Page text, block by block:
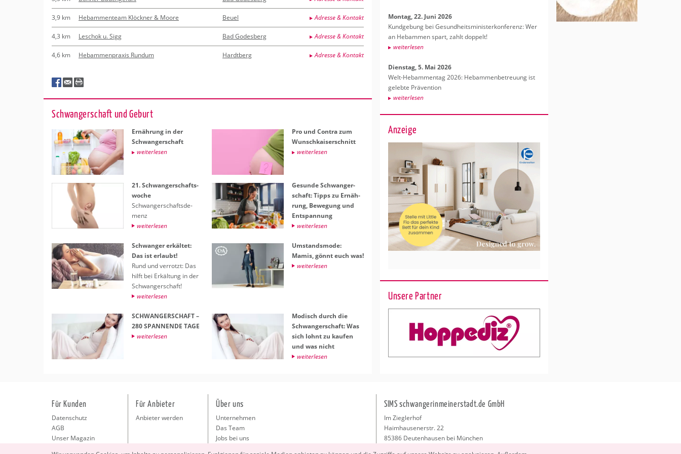
3,9 km Hebammenteam Klöckner & Moore Beuel Adresse & Kontakt
4,3 km Leschok u. Sigg Bad Godesberg Adresse & Kontakt
4,6 km Hebammenpraxis Rundum Hardtberg Adresse & Kontakt
Schwan­ger­schaft und Ge­burt
Er­näh­rung in der
Schwan­ger­schaft
wei­ter­le­sen
Pro und Con­tra zum
Wunsch­kai­ser­schnitt
wei­ter­le­sen
21. Schwan­ger­schafts­
wo­che
Schwan­ger­schafts­de­
menz
wei­ter­le­sen
Ge­sun­de Schwan­ger­
schaft: Tipps zu Er­näh­
rung, Be­we­gung und
Ent­span­nung
wei­ter­le­sen
Schwan­ger er­käl­tet:
Das ist er­laubt!
Rund und ver­rotzt: Das
hilft bei Er­käl­tung in der
Schwan­ger­schaft!
wei­ter­le­sen
Um­stands­mo­de:
Mamis, gönnt euch was!
wei­ter­le­sen
SCHWAN­GER­SCHAFT –
280 SPAN­NEN­DE TAGE
wei­ter­le­sen
Mo­disch durch die
Schwan­ger­schaft: Was
sich lohnt zu kau­fen
und was nicht
wei­ter­le­sen
Mon­tag, 22. Juni 2026
Kund­ge­bung bei Ge­sund­heits­mi­nis­ter­kon­fe­renz: Wer
an Heb­am­men spart, zahlt dop­pelt!
wei­ter­le­sen
Diens­tag, 5. Mai 2026
Welt-Heb­am­men­tag 2026: Heb­am­men­be­treu­ung ist
ge­leb­te Prä­ven­ti­on
wei­ter­le­sen
Anzeige
Unsere Partner
Für Kunden
Datenschutz
AGB
Unser Magazin
Für Anbieter
Anbieter werden
Über uns
Unternehmen
Das Team
Jobs bei uns
SIMS schwangerinmeinerstadt.de GmbH
Im Zieglerhof
Haimhausenerstr. 22
85386 Deutenhausen bei München